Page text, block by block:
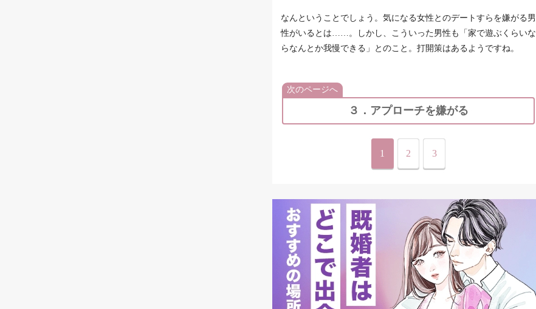
なんということでしょう。気になる女性とのデートすらを嫌がる男
性がいるとは……。しかし、こういった男性も「家で遊ぶくらいな
らなんとか我慢できる」とのこと。打開策はあるようですね。
次のページへ
３．アプローチを嫌がる
1 2 3